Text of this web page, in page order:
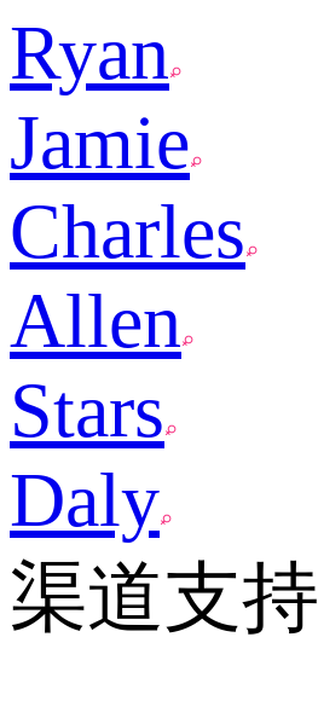
Ryan
Jamie
Charles
Allen
Stars
Daly
渠道支持